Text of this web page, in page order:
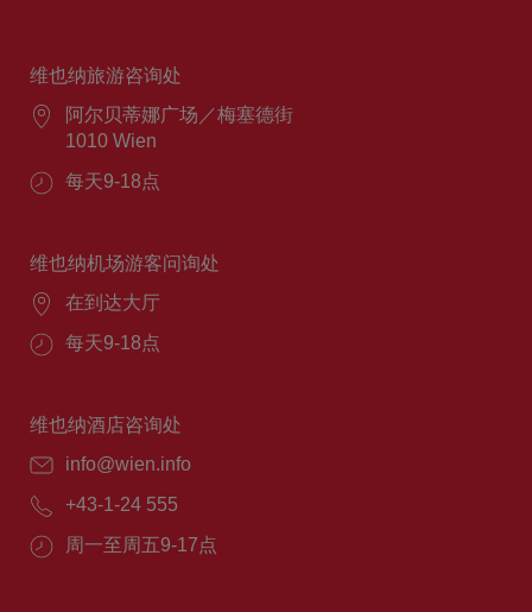
维也纳旅游咨询处
阿尔贝蒂娜广场／梅塞德街
1010 Wien
每天9-18点
维也纳机场游客问询处
在到达大厅
每天9-18点
维也纳酒店咨询处
info@wien.info
+43-1-24 555
周一至周五9-17点